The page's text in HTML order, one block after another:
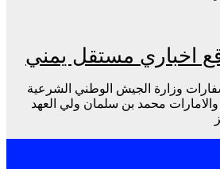
اخباري مستقل يمني
وزارة الجيش الوطني الشرعية
والامارات محمد بن سلمان ولي العهد